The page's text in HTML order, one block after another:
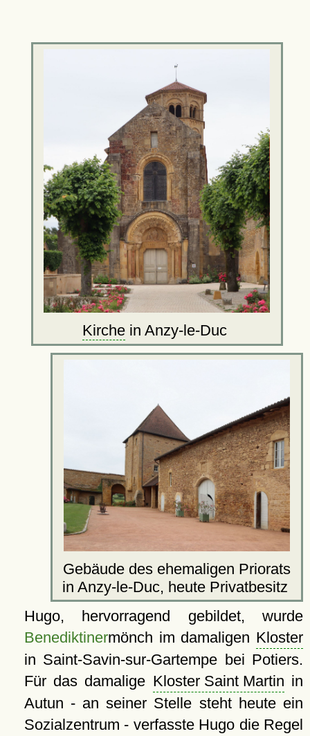
Kirche in Anzy-le-Duc
Gebäude des ehemaligen Priorats
in Anzy-le-Duc, heute Privatbesitz
Hugo, hervorragend gebildet, wurde
Benediktinermönch im damaligen Kloster
in Saint-Savin-sur-Gartempe bei Potiers.
Für das damalige Kloster Saint Martin in
Autun - an seiner Stelle steht heute ein
Sozialzentrum - verfasste Hugo die Regel